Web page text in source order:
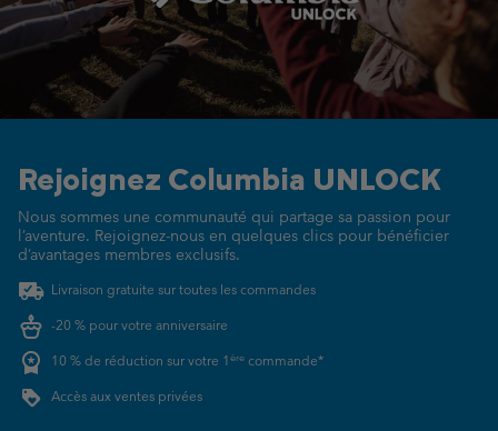
Rejoignez Columbia UNLOCK
Nous sommes une communauté qui partage sa passion pour
l’aventure. Rejoignez-nous en quelques clics pour bénéficier
d’avantages membres exclusifs.
Livraison gratuite sur toutes les commandes
-20 % pour votre anniversaire
10 % de réduction sur votre 1ère commande*
Accès aux ventes privées